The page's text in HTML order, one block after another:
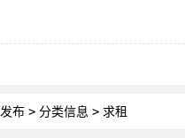
布 > 分类信息 > 求租